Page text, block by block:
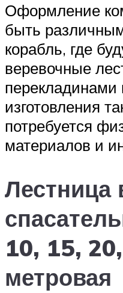
Оформление
быть
корабль, где
веревочные
перекладинами
изготовления
потребуется
материалов и
Лестница
10, 15,
метровая